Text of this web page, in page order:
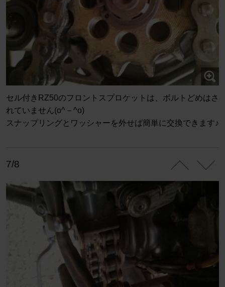
セル付きRZ50のフロントスプロケットは、ボルトどめはさ
れていません(o^－^o)
スナップリングとワッシャーを外せば簡単に交換できます♪
7/8